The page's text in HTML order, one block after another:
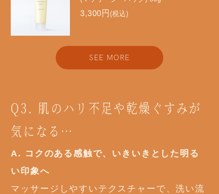
3,300円 (税込)
SEE MORE
Q3. 肌のハリ不足や乾燥ぐすみが
気になる…
A. コクのある感触で、いきいきとした明る
い印象へ
マッサージしやすいテクスチャーで、洗い流